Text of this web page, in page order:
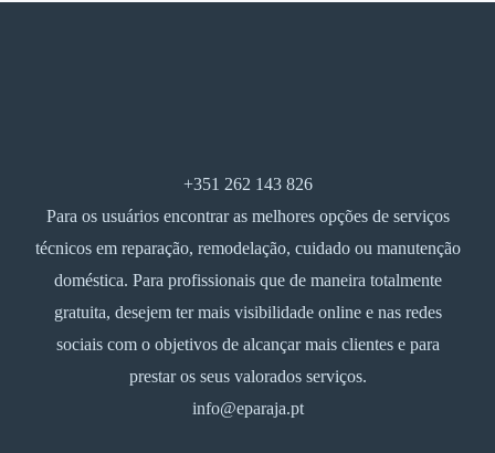
+351 262 143 826
Para os usuários encontrar as melhores opções de serviços
técnicos em reparação, remodelação, cuidado ou manutenção
doméstica. Para profissionais que de maneira totalmente
gratuita, desejem ter mais visibilidade online e nas redes
sociais com o objetivos de alcançar mais clientes e para
prestar os seus valorados serviços.
info@eparaja.pt